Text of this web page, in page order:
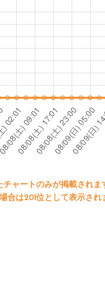
ャートのみが掲載されま
合は201位として表示され